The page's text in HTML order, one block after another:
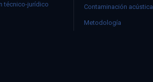
técnico-jurídico Contaminación acústica
Metodología